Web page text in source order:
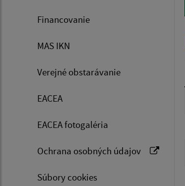
Financovanie
MAS IKN
Verejné obstarávanie
EACEA
EACEA fotogaléria
Ochrana osobných údajov
Súbory cookies